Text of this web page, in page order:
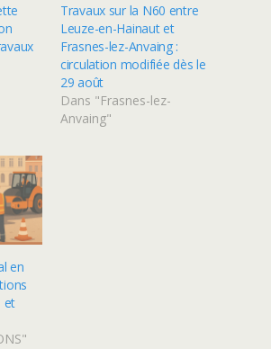
Travaux sur la N60 entre
Leuze-en-Hainaut et
Frasnes-lez-Anvaing :
circulation modifiée dès le
29 août
Dans "Frasnes-lez-
Anvaing"
en
et